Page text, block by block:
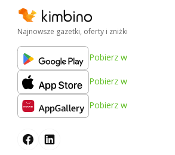
Najnowsze gazetki, oferty i zniżki
Pobierz w
Pobierz w
Pobierz w